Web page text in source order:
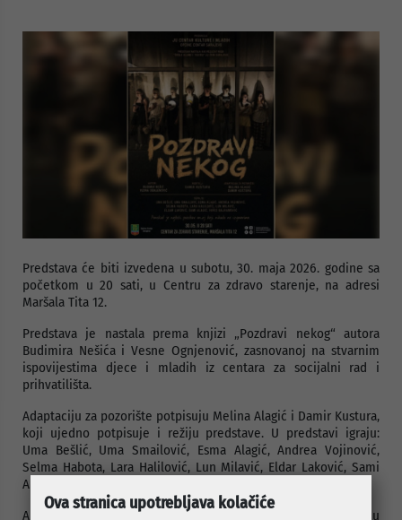
Predstava će biti izvedena u subotu, 30. maja 2026. godine sa
početkom u 20 sati, u Centru za zdravo starenje, na adresi
Maršala Tita 12.
Predstava je nastala prema knjizi „Pozdravi nekog“ autora
Budimira Nešića i Vesne Ognjenović, zasnovanoj na stvarnim
ispovijestima djece i mladih iz centara za socijalni rad i
prihvatilišta.
Adaptaciju za pozorište potpisuju Melina Alagić i Damir Kustura,
koji ujedno potpisuje i režiju predstave. U predstavi igraju:
Uma Bešlić, Uma Smailović, Esma Alagić, Andrea Vojinović,
Selma Habota, Lara Halilović, Lun Milavić, Eldar Laković, Sami
Alagić i Faris Bajramović.
Ambijentalna postavka predstave donosi snažnu i emotivnu
Ova stranica upotrebljava kolačiće